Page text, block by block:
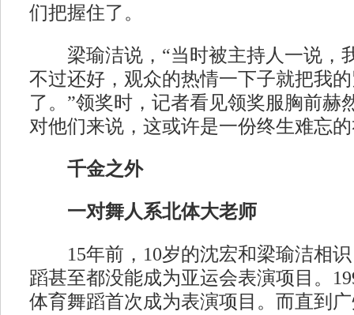
们把握住了。
梁瑜洁说，“当时被主持人一说，
不过还好，观众的热情一下子就把我
了。”领奖时，记者看见领奖服胸前赫
对他们来说，这或许是一份终生难忘
千金之外
一对舞人系北体大老师
15年前，10岁的沈宏和梁瑜洁相识
蹈甚至都没能成为亚运会表演项目。
体育舞蹈首次成为表演项目。而直到